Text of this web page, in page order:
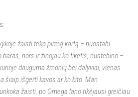
žaisti teko pirmą kartą – nuostabi
baras, nors ir žinojau ko tikėtis, nustebino –
dauguma žmonių bei dalyviai, vienas
šiaip išgerti kavos ar ko kito. Man
žaisti, po Omega lano tikėjausi greičiau